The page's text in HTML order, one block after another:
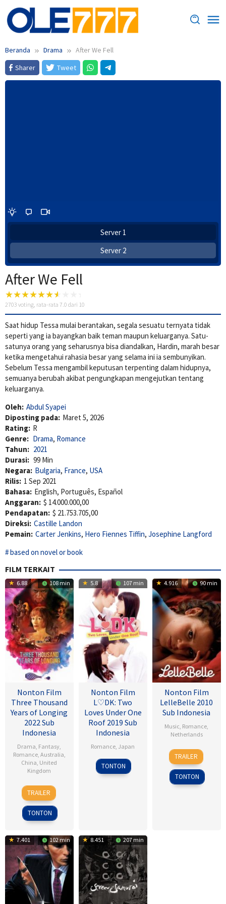
Loncat
ke
konten
Beranda Drama
After We Fell
Sharer
Tweet
Server 1
Server 2
After We Fell
2703 voting, rata-rata 7.0 dari 10
Saat hidup Tessa mulai berantakan, segala sesuatu ternyata tidak
seperti yang ia bayangkan baik teman maupun keluarganya. Satu-
satunya orang yang seharusnya bisa diandalkan, Hardin, marah besar
ketika mengetahui rahasia besar yang selama ini ia sembunyikan.
Sebelum Tessa mengambil keputusan terpenting dalam hidupnya,
semuanya berubah akibat pengungkapan mengejutkan tentang
keluarganya.
Oleh: Abdul Syapei
Diposting pada: Maret 5, 2026
Rating: R
Genre: Drama, Romance
Tahun: 2021
Durasi: 99 Min
Negara: Bulgaria, France, USA
Rilis: 1 Sep 2021
Bahasa: English, Português, Español
Anggaran: $ 14.000.000,00
Pendapatan: $ 21.753.705,00
Direksi: Castille Landon
Pemain: Carter Jenkins, Hero Fiennes Tiffin, Josephine Langford
based on novel or book
FILM TERKAIT
6.88 108 min
Nonton Film
Three Thousand
Years of Longing
2022 Sub
Indonesia
Drama, Fantasy,
Romance, Australia,
China, United
Kingdom
24
Aug
2022
Guy
Norris
TRAILER
TONTON
5.8 107 min
Nonton Film
L♡DK: Two
Loves Under One
Roof 2019 Sub
Indonesia
Romance, Japan
21
Mar
Taisuke
Kawamura
TONTON
4.916 90 min
Nonton Film
LelleBelle 2010
Sub Indonesia
Music, Romance,
Netherlands
8
Oct
2010
Mischa
Kamp
TRAILER
TONTON
7.401 102 min 8.451 207 min